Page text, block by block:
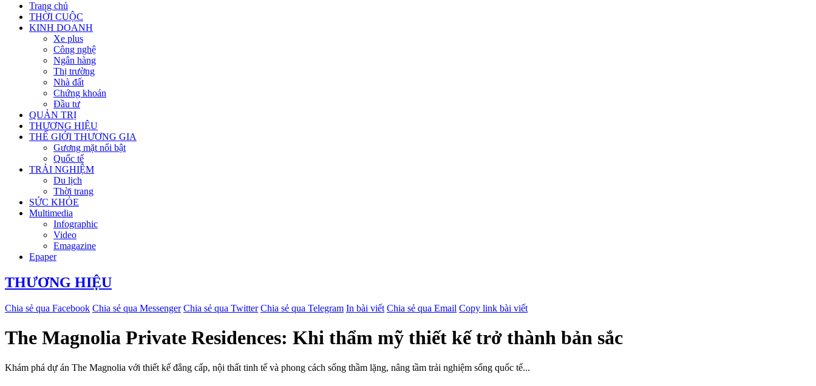
Trang chủ
THỜI CUỘC
KINH DOANH
Xe plus
Công nghệ
Ngân hàng
Thị trường
Nhà đất
Chứng khoán
Đầu tư
QUẢN TRỊ
THƯƠNG HIỆU
THẾ GIỚI THƯƠNG GIA
Gương mặt nổi bật
Quốc tế
TRẢI NGHIỆM
Du lịch
Thời trang
SỨC KHỎE
Multimedia
Infographic
Video
Emagazine
Epaper
THƯƠNG HIỆU
Chia sẻ qua Facebook Chia sẻ qua Messenger Chia sẻ qua Twitter Chia sẻ qua Telegram In bài viết Chia sẻ qua Email Copy link bài viết
The Magnolia Private Residences: Khi thẩm mỹ thiết kế trở thành bản sắc
Khám phá dự án The Magnolia với thiết kế đẳng cấp, nội thất tinh tế và phong cách sống thầm lặng, nâng tầm trải nghiệm sống quốc tế...